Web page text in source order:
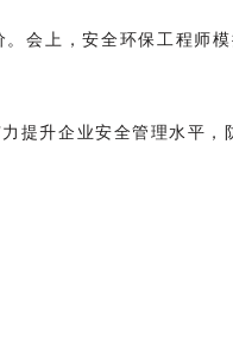
。会上，安全环保工程师
提升企业安全管理水平